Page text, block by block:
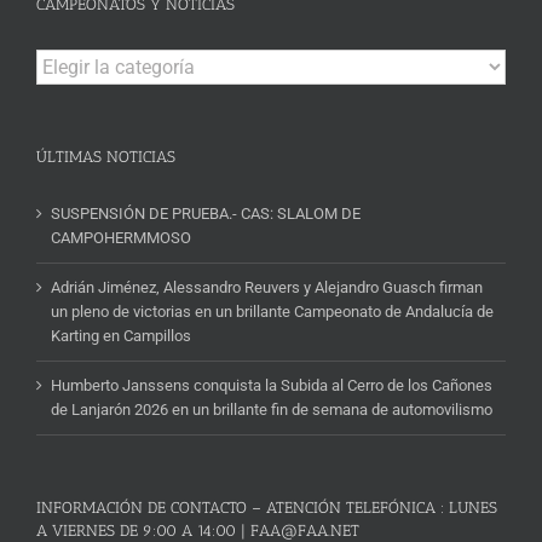
CAMPEONATOS Y NOTICIAS
Campeonatos
y
ÚLTIMAS NOTICIAS
SUSPENSIÓN DE PRUEBA.- CAS: SLALOM DE
CAMPOHERMMOSO
Adrián Jiménez, Alessandro Reuvers y Alejandro Guasch firman
un pleno de victorias en un brillante Campeonato de Andalucía de
Karting en Campillos
Humberto Janssens conquista la Subida al Cerro de los Cañones
de Lanjarón 2026 en un brillante fin de semana de automovilismo
INFORMACIÓN DE CONTACTO – ATENCIÓN TELEFÓNICA : LUNES
A VIERNES DE 9:00 A 14:00 | FAA@FAA.NET